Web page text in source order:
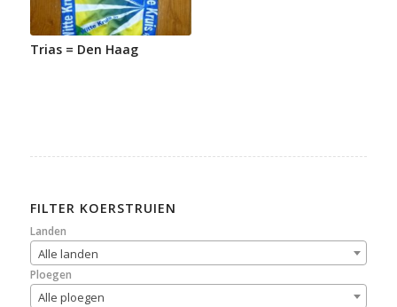
Trias = Den Haag
FILTER KOERSTRUIEN
Landen
Alle landen
Ploegen
Alle ploegen